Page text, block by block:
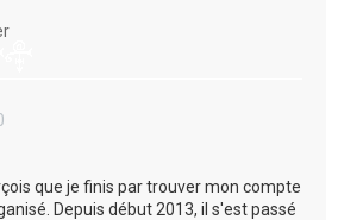
que je finis par trouver mon compte
Depuis début 2013, il s'est passé